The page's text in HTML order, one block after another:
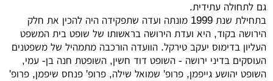
גם לתחולה עתידית.
בתחילת שנת 1999 מונתה ועדה שתפקידה היה להכין את חלק
הירושה בקוד, היא ועדת הירושה בראשותו של שופט בית המשפט
העליון בדימוס יעקב טירקל. הוועדה הורכבה מתמהיל של משפטנים
העוסקים בדיני ירושה - השופט דוד חשין, השופטת חנה בן- עמי,
השופט יהושע גייפמן, פרופ' שמואל שילה, פרופ' פנחס שיפמן, פרופ'